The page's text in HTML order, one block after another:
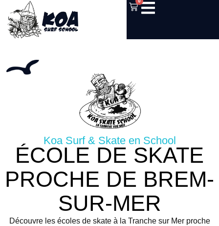
Koa Surf & Skate en School
ÉCOLE DE SKATE
PROCHE DE BREM-
SUR-MER
Découvre les écoles de skate à la Tranche sur Mer proche